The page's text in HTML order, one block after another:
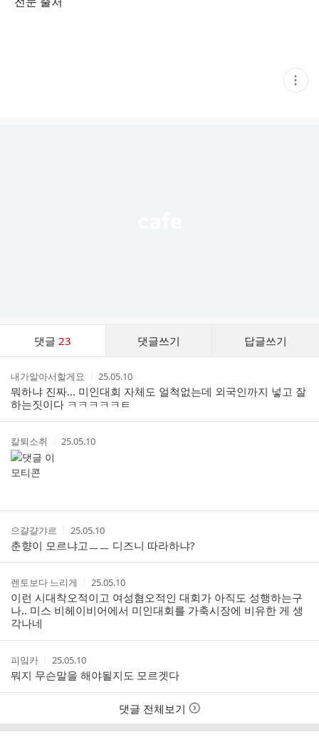
현
재
댓글23 댓글쓰기 답글쓰기
트
작
성
자
내가알아서할게요
작
성
시
간
25.05.10
뭐하냐 진짜... 미인대회 자체도 얼척없는데 외국인까지 넣고 잘
하는짓이다 ㅋㅋㅋㅋㅋㅌ
작
성
자
칼퇴소취
작
25.05.10
작
성
자
으걀걀갸르
작
성
시
간
25.05.10
춘향이 모르냐고ㅡㅡ 디즈니 따라하냐?
작
성
자
렌토보다 느리게
작
성
시
간
25.05.10
이런 시대착오적이고 여성혐오적인 대회가 아직도 성행하는구
나.. 미스 비헤이비어에서 미인대회를 가축시장에 비유한 게 생
각나네
작
성
자
피잌카
작
성
시
간
25.05.10
뭐지 무슨말을 해야될지도 모르겟다
댓글 전체보기